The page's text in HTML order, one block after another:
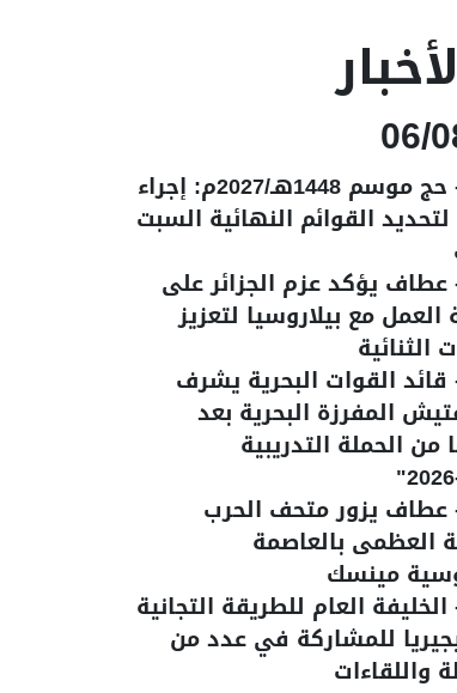
06/
حج موسم 1448هـ/2027م: إجراء
القوائم النهائية السبت
عطاف يؤكد عزم الجزائر على
مع بيلاروسيا لتعزيز
الثنائية
قائد القوات البحرية يشرف
المفرزة البحرية بعد
الحملة التدريبية
عطاف يزور متحف الحرب
العظمى بالعاصمة
مينسك
الخليفة العام للطريقة التجانية
للمشاركة في عدد من
واللقاءات